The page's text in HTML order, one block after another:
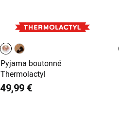
Pyjama boutonné
Thermolactyl
49,99 €